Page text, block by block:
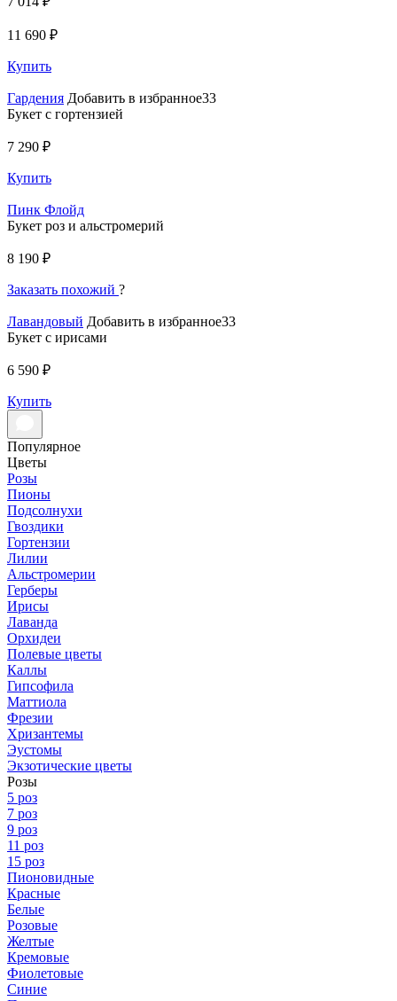
11 690 ₽
Купить
Гардения Добавить в избранное33
Букет с гортензией
7 290 ₽
Купить
Пинк Флойд
Букет роз и альстромерий
8 190 ₽
Заказать похожий ?
Лавандовый Добавить в избранное33
Букет с ирисами
6 590 ₽
Купить
Популярное
Цветы
Розы
Пионы
Подсолнухи
Гвоздики
Гортензии
Лилии
Альстромерии
Герберы
Ирисы
Лаванда
Орхидеи
Полевые цветы
Каллы
Гипсофила
Маттиола
Фрезии
Хризантемы
Эустомы
Экзотические цветы
Розы
5 роз
7 роз
9 роз
11 роз
15 роз
Пионовидные
Красные
Белые
Розовые
Желтые
Кремовые
Фиолетовые
Синие